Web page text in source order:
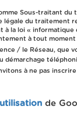
Sous-traitant du
légale du
la loi «
à tout
/ le Réseau, que
à ne pas
de